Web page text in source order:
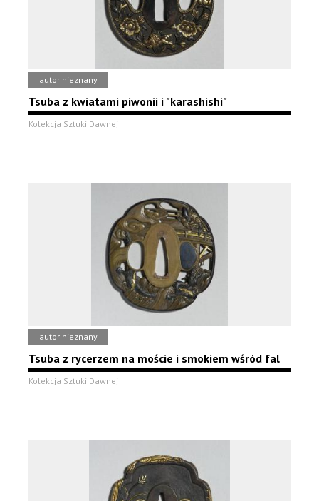
autor nieznany
Tsuba z kwiatami piwonii i "karashishi"
Kolekcja Sztuki Dawnej
autor nieznany
Tsuba z rycerzem na moście i smokiem wśród fal
Kolekcja Sztuki Dawnej